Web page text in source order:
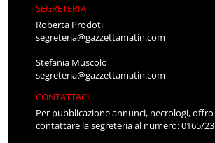
SEGRETERIA
Roberta Prodoti
segreteria@gazzettamatin.com
Stefania Muscolo
segreteria@gazzettamatin.com
CONTATTACI
Per pubblicazione annunci, necrologi,
contattare la segreteria al numero: 0165/